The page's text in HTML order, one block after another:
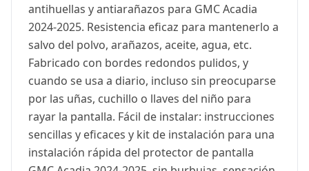
antihuellas y antiarañazos para GMC Acadia
2024-2025. Resistencia eficaz para mantenerlo a
salvo del polvo, arañazos, aceite, agua, etc.
Fabricado con bordes redondos pulidos, y
cuando se usa a diario, incluso sin preocuparse
por las uñas, cuchillo o llaves del niño para
rayar la pantalla. Fácil de instalar: instrucciones
sencillas y eficaces y kit de instalación para una
instalación rápida del protector de pantalla